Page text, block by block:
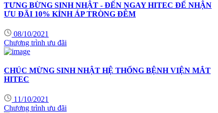
TƯNG BỪNG SINH NHẬT - ĐẾN NGAY HITEC ĐỂ NHẬN
ƯU ĐÃI 10% KÍNH ÁP TRÒNG ĐÊM
08/10/2021
Chương trình ưu đãi
CHÚC MỪNG SINH NHẬT HỆ THỐNG BỆNH VIỆN MẮT
HITEC
11/10/2021
Chương trình ưu đãi